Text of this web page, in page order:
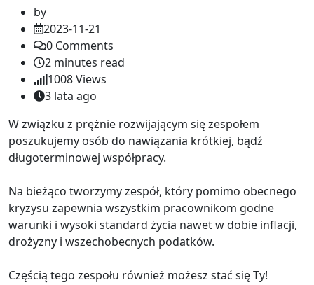
by
2023-11-21
0 Comments
2 minutes read
1008Views
3 lata ago
W związku z prężnie rozwijającym się zespołem
poszukujemy osób do nawiązania krótkiej, bądź
długoterminowej współpracy.
Na bieżąco tworzymy zespół, który pomimo obecnego
kryzysu zapewnia wszystkim pracownikom godne
warunki i wysoki standard życia nawet w dobie inflacji,
drożyzny i wszechobecnych podatków.
Częścią tego zespołu również możesz stać się Ty!